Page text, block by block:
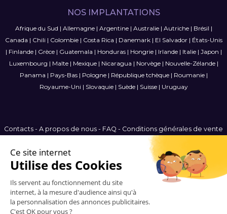
NOS IMPLANTATIONS
Afrique du Sud | Allemagne| Argentine| Australie| Autriche| Brésil |
Canada | Chili | Colombie| Costa Rica | Danemark| El Salvador| États-Unis
| Finlande| Grèce| Guatemala | Honduras| Hongrie| Irlande| Italie| Japon |
Luxembourg | Malte| Mexique| Nicaragua | Norvège| Nouvelle-Zélande|
Panama | Pays-Bas| Pologne| République tchèque| Roumanie|
Royaume-Uni | Slovaquie| Suède| Suisse| Uruguay
Contacts - A propos de nous - FAQ - Conditions générales de vente
Plan du site